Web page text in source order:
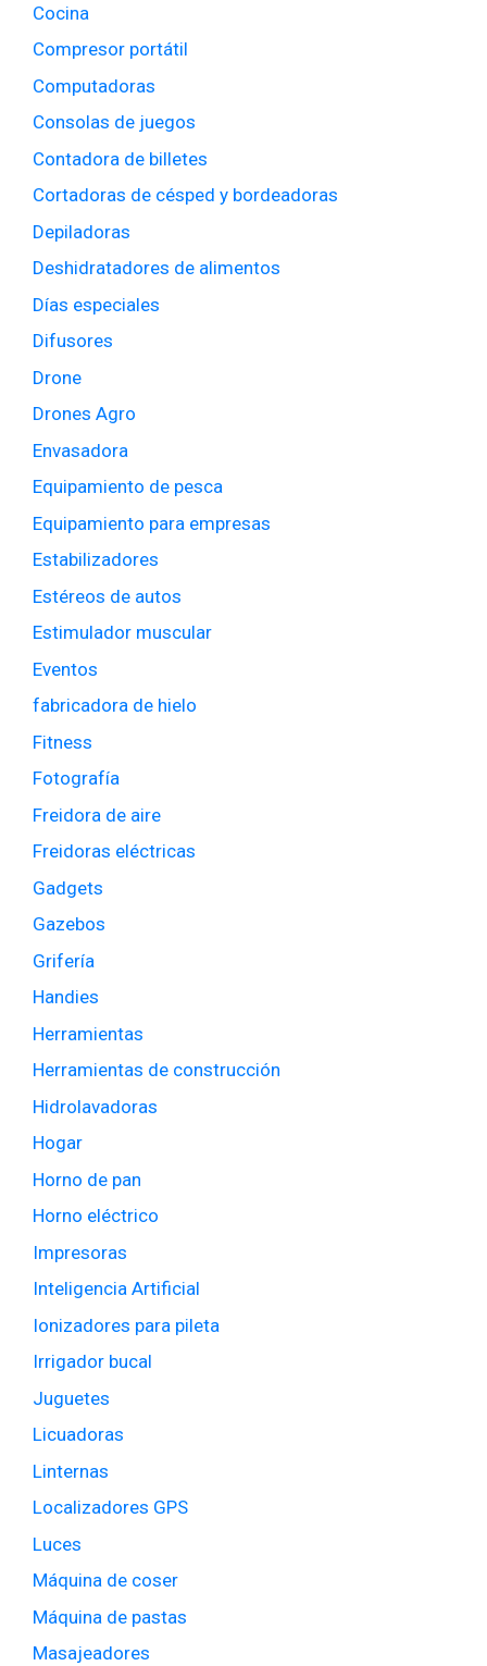
Cocina
Compresor portátil
Computadoras
Consolas de juegos
Contadora de billetes
Cortadoras de césped y bordeadoras
Depiladoras
Deshidratadores de alimentos
Días especiales
Difusores
Drone
Drones Agro
Envasadora
Equipamiento de pesca
Equipamiento para empresas
Estabilizadores
Estéreos de autos
Estimulador muscular
Eventos
fabricadora de hielo
Fitness
Fotografía
Freidora de aire
Freidoras eléctricas
Gadgets
Gazebos
Grifería
Handies
Herramientas
Herramientas de construcción
Hidrolavadoras
Hogar
Horno de pan
Horno eléctrico
Impresoras
Inteligencia Artificial
Ionizadores para pileta
Irrigador bucal
Juguetes
Licuadoras
Linternas
Localizadores GPS
Luces
Máquina de coser
Máquina de pastas
Masajeadores